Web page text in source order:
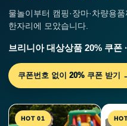
물놀이부터 캠핑·장마·차량용
한자리에 모았습니다.
브리니아 대상상품 20% 쿠폰
쿠폰번호 없이 20% 쿠폰 받기
HOT 01